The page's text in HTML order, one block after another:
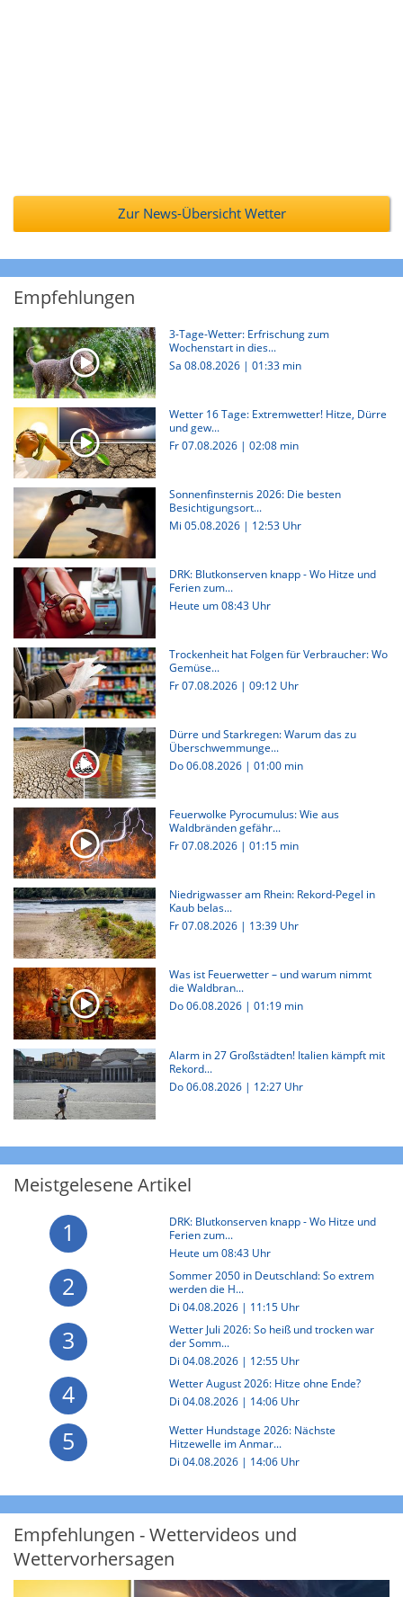
Zur News-Übersicht Wetter
Empfehlungen
3-Tage-Wetter: Erfrischung zum
Wochenstart in dies...
Sa 08.08.2026 |01:33 min
Wetter 16 Tage: Extremwetter! Hitze, Dürre
und gew...
Fr 07.08.2026 |02:08 min
Sonnenfinsternis 2026: Die besten
Besichtigungsort...
Mi 05.08.2026 | 12:53 Uhr
DRK: Blutkonserven knapp - Wo Hitze und
Ferien zum...
Heute um 08:43 Uhr
Trockenheit hat Folgen für Verbraucher: Wo
Gemüse...
Fr 07.08.2026 | 09:12 Uhr
Dürre und Starkregen: Warum das zu
Überschwemmunge...
Do 06.08.2026 |01:00 min
Feuerwolke Pyrocumulus: Wie aus
Waldbränden gefähr...
Fr 07.08.2026 |01:15 min
Niedrigwasser am Rhein: Rekord-Pegel in
Kaub belas...
Fr 07.08.2026 | 13:39 Uhr
Was ist Feuerwetter – und warum nimmt
die Waldbran...
Do 06.08.2026 |01:19 min
Alarm in 27 Großstädten! Italien kämpft mit
Rekord...
Do 06.08.2026 | 12:27 Uhr
Meistgelesene Artikel
1
DRK: Blutkonserven knapp - Wo Hitze und
Ferien zum...
Heute um 08:43 Uhr
2
Sommer 2050 in Deutschland: So extrem
werden die H...
Di 04.08.2026 | 11:15 Uhr
3
Wetter Juli 2026: So heiß und trocken war
der Somm...
Di 04.08.2026 | 12:55 Uhr
4
Wetter August 2026: Hitze ohne Ende?
Di 04.08.2026 | 14:06 Uhr
5
Wetter Hundstage 2026: Nächste
Hitzewelle im Anmar...
Di 04.08.2026 | 14:06 Uhr
Empfehlungen - Wettervideos und
Wettervorhersagen